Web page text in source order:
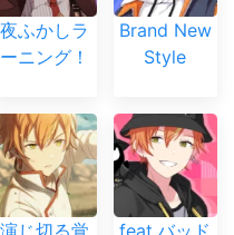
夜ふかしラ
ーニング！
Brand New
Style